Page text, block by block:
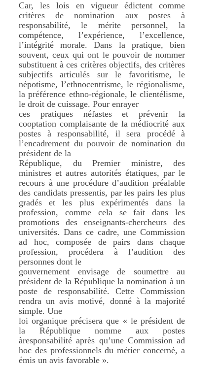
Car, les lois en vigueur édictent comme
critères de nomination aux postes à
responsabilité, le mérite personnel, la
compétence, l’expérience, l’excellence,
l’intégrité morale. Dans la pratique, bien
souvent, ceux qui ont le pouvoir de nommer
substituent à ces critères objectifs, des critères
subjectifs articulés sur le favoritisme, le
népotisme, l’ethnocentrisme, le régionalisme,
la préférence ethno-régionale, le clientélisme,
le droit de cuissage. Pour enrayer
ces pratiques néfastes et prévenir la
cooptation complaisante de la médiocrité aux
postes à responsabilité, il sera procédé à
l’encadrement du pouvoir de nomination du
président de la
République, du Premier ministre, des
ministres et autres autorités étatiques, par le
recours à une procédure d’audition préalable
des candidats pressentis, par les pairs les plus
gradés et les plus expérimentés dans la
profession, comme cela se fait dans les
promotions des enseignants-chercheurs des
universités. Dans ce cadre, une Commission
ad hoc, composée de pairs dans chaque
profession, procédera à l’audition des
personnes dont le
gouvernement envisage de soumettre au
président de la République la nomination à un
poste de responsabilité. Cette Commission
rendra un avis motivé, donné à la majorité
simple. Une
loi organique précisera que « le président de
la République nomme aux postes
àresponsabilité après qu’une Commission ad
hoc des professionnels du métier concerné, a
émis un avis favorable ».